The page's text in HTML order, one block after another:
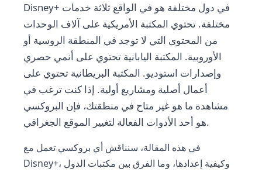
Disney+ في دول مختلفة هو في الواقع ثلاثة خدمات
مختلفة. تحتوي المكتبة الأمريكية على آلاف الوحدات
من المحتوى التي لا توجد في المنطقة الروسية أو
الأوروبية. المكتبة اليابانية تحتوي على أنمي حصري
وإصدارات استوديو. المكتبة البريطانية تحتوي على
أعمال أصلية ومشاريع أولية. إذا كنت ترغب في
مشاهدة ما هو غير متاح في منطقتك، فإن البروكسي
هو أحد الأدوات الفعالة لتغيير الموقع الجغرافي.
في هذه المقالة، سنناقش أي بروكسي تعمل مع
Disney+، وكيفية إعدادها، وما الفرق بين مكتبات الدول